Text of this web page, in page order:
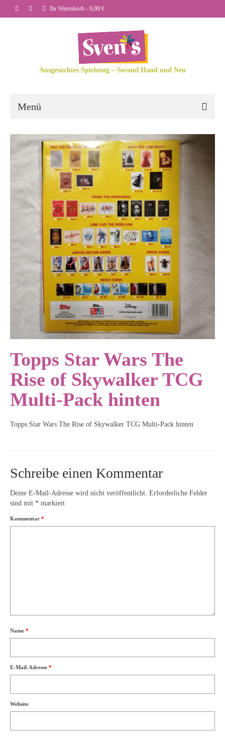
Ihr Warenkorb - 0,00 €
Ausgesuchtes Spielzeug – Second Hand und Neu
Menü
Topps Star Wars The
Rise of Skywalker TCG
Multi-Pack hinten
Topps Star Wars The Rise of Skywalker TCG Multi-Pack hinten
Schreibe einen Kommentar
Deine E-Mail-Adresse wird nicht veröffentlicht. Erforderliche Felder
sind mit * markiert
Kommentar *
Name *
E-Mail-Adresse *
Website